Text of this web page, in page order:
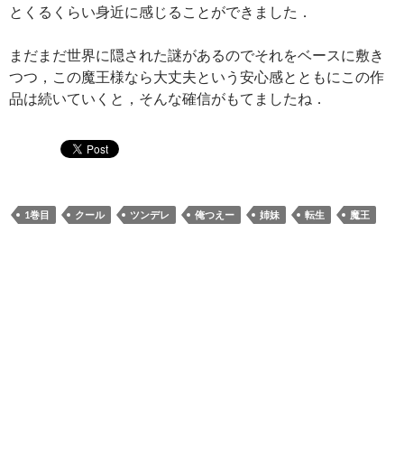
とくるくらい身近に感じることができました．
まだまだ世界に隠された謎があるのでそれをベースに敷き
つつ，この魔王様なら大丈夫という安心感とともにこの作
品は続いていくと，そんな確信がもてましたね．
1巻目 クール ツンデレ 俺つえー 姉妹 転生 魔王